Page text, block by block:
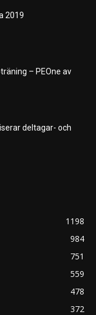
2019
– PEOne av
deltagar- och
1198
984
751
559
478
372